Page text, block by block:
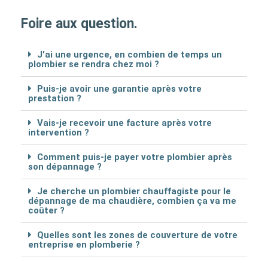
Foire aux question.
J'ai une urgence, en combien de temps un
plombier se rendra chez moi ?
Puis-je avoir une garantie après votre
prestation ?
Vais-je recevoir une facture après votre
intervention ?
Comment puis-je payer votre plombier après
son dépannage ?
Je cherche un plombier chauffagiste pour le
dépannage de ma chaudière, combien ça va me
coûter ?
Quelles sont les zones de couverture de votre
entreprise en plomberie ?